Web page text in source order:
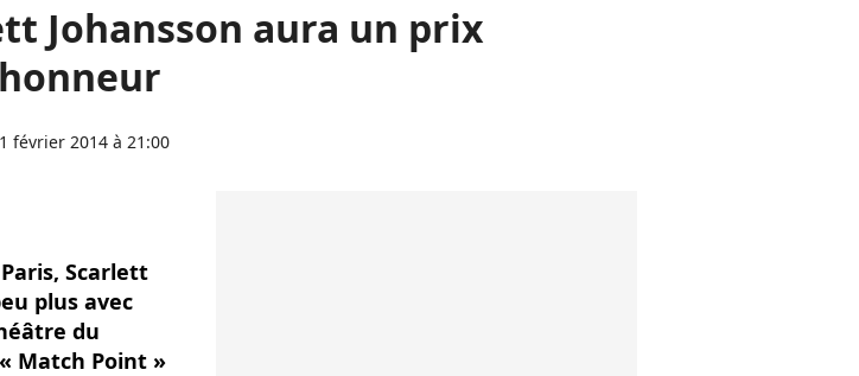
Johansson aura un prix
février 2014 à 21:00
Scarlett
plus avec
du
Match Point »